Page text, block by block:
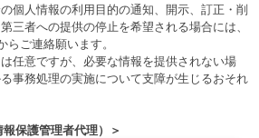
個人情報の利用目的の通知、開示、訂正・削
三者への提供の停止を希望される場合には、
らご連絡願います。
任意ですが、必要な情報を提供されない場
事務処理の実施について支障が生じるおそれ
保護管理者代理）＞